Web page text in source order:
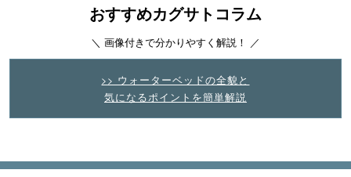
おすすめカグサトコラム
＼ 画像付きで分かりやすく解説！ ／
>> ウォーターベッドの全貌と
気になるポイントを簡単解説